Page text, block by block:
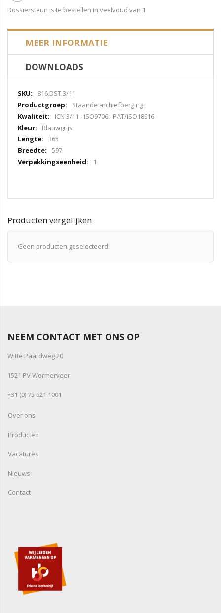
Dossiersteun is te bestellen in veelvoud van 1
MEER INFORMATIE
DOWNLOADS
Meer
informatie
816.DST.3/11
Staande archiefberging
ICN 3/11 - ISO9706 - PAT/ISO18916
Blauwgrijs
365
597
1
Producten vergelijken
Geen producten geselecteerd.
NEEM CONTACT MET ONS OP
Witte Paardweg 20
1521 PV Wormerveer
+31 (0) 75 621 1001
Over ons
Producten
Vacatures
Nieuws
Contact